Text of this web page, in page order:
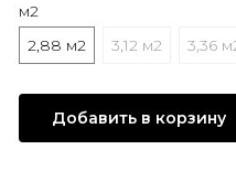
м2
2,88 м2
3,12 м2 3,36
Добавить в корзину